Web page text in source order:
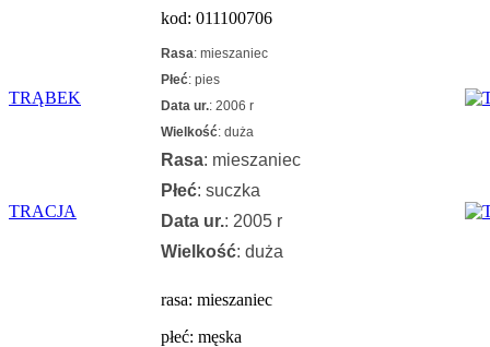
kod: 011100706
TRĄBEK
Rasa: mieszaniec
Płeć: pies
Data ur.: 2006 r
Wielkość: duża
TRACJA
Rasa: mieszaniec
Płeć: suczka
Data ur.: 2005 r
Wielkość: duża
rasa: mieszaniec
płeć: męska